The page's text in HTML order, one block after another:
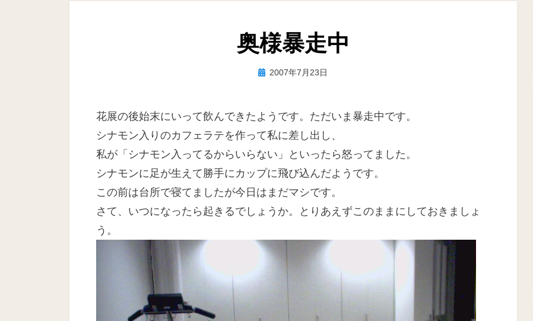
奥様暴走中
投稿者ike
投 2007年7月23日
花展の後始末にいって飲んできたようです。ただいま暴走中です。
シナモン入りのカフェラテを作って私に差し出し、
私が「シナモン入ってるからいらない」といったら怒ってました。
シナモンに足が生えて勝手にカップに飛び込んだようです。
この前は台所で寝てましたが今日はまだマシです。
さて、いつになったら起きるでしょうか。とりあえずこのままにしておきましょ
う。